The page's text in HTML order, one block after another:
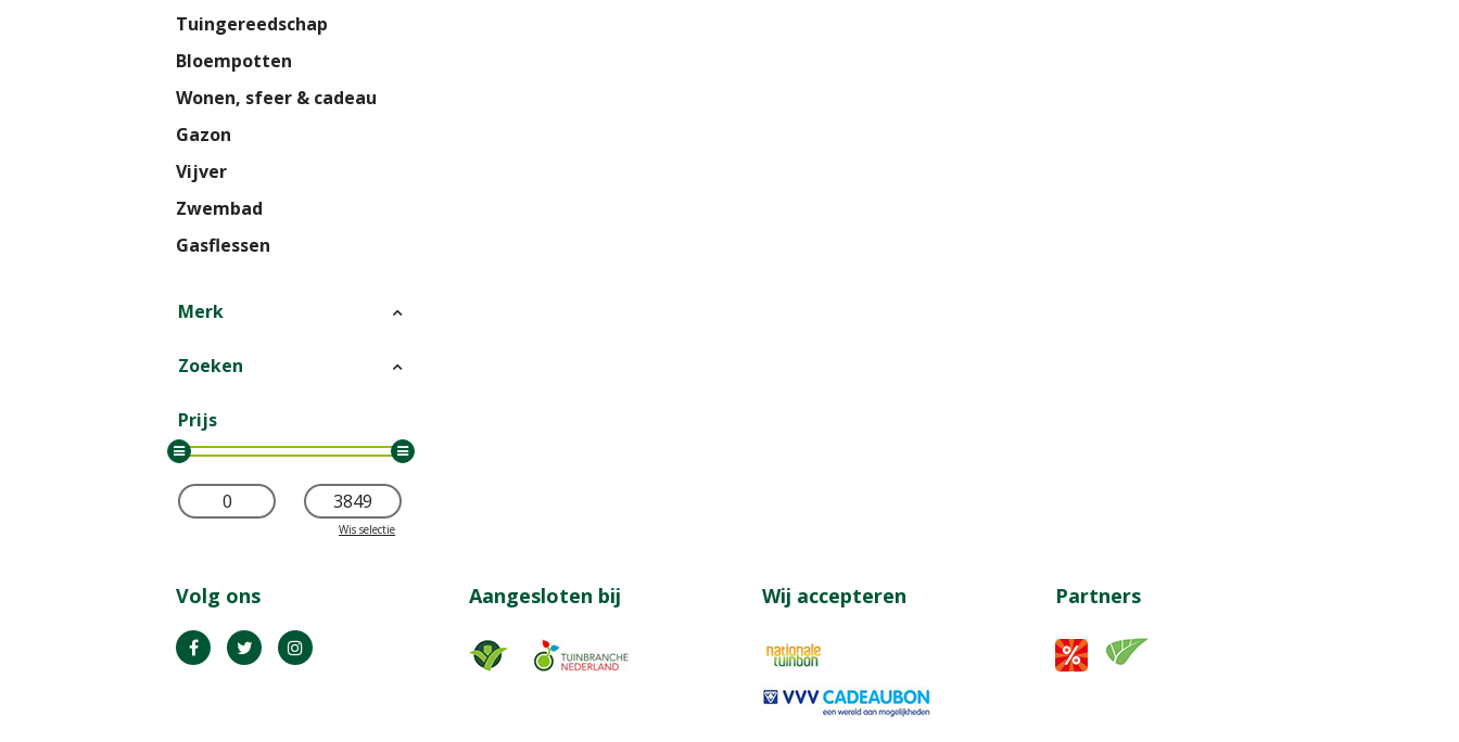
Tuingereedschap
Bloempotten
Wonen, sfeer & cadeau
Gazon
Vijver
Zwembad
Gasflessen
Merk
Zoeken
Prijs
Wis selectie
Volg ons Aangesloten bij Wij accepteren Partners